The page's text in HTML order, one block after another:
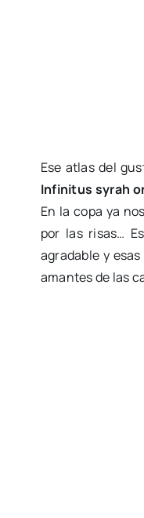
Ese atlas del
Infinitus syrah
En la copa ya
por las risas…
agradable y
amantes de las